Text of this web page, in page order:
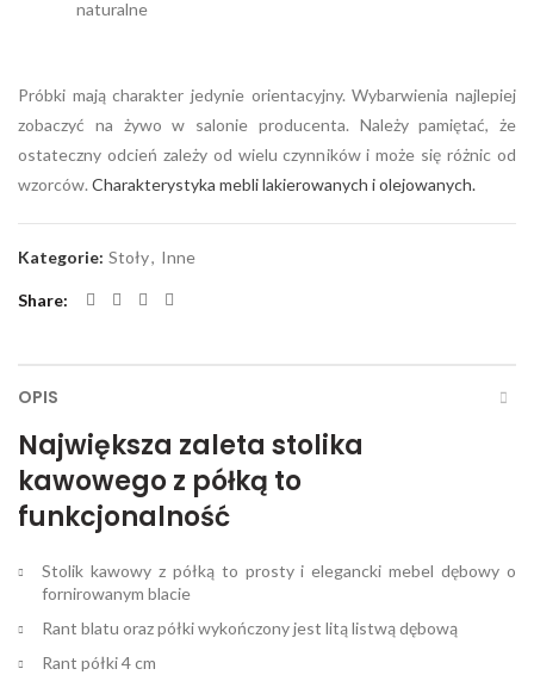
Próbki mają charakter jedynie orientacyjny. Wybarwienia najlepiej
zobaczyć na żywo w salonie producenta. Należy pamiętać, że
ostateczny odcień zależy od wielu czynników i może się różnic od
wzorców.Charakterystyka mebli lakierowanych i olejowanych.
Kategorie: Stoły, Inne
Share
OPIS
Największa zaleta stolika
kawowego z półką to
funkcjonalność
Stolik kawowy z półką to prosty i elegancki mebel dębowy o
fornirowanym blacie
Rant blatu oraz półki wykończony jest litą listwą dębową
Rant półki 4 cm